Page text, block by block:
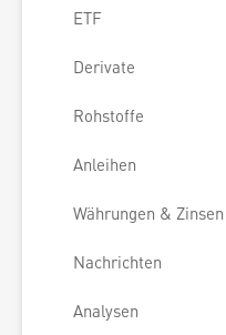
ETF
Derivate
Rohstoffe
Anleihen
Währungen & Zinsen
Nachrichten
Analysen